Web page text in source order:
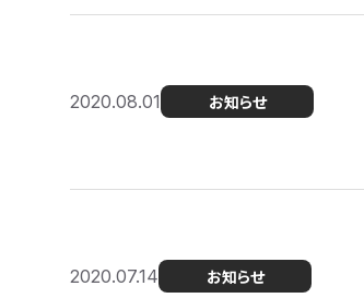
2020.08.01 お知らせ
2020.07.14 お知らせ